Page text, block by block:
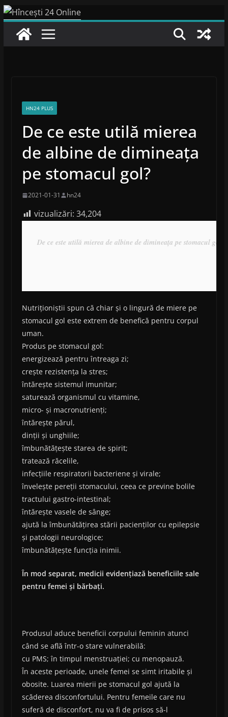
Skip
content
HN24 PLUS
De ce este utilă mierea
de albine de dimineața
pe stomacul gol?
2021-01-31 hn24
vizualizări: 34,204
De ce este utilă mierea de albine de dimineața pe stomacul gol?
Nutriționiștii spun că chiar și o lingură de miere pe
stomacul gol este extrem de benefică pentru corpul
uman.
Produs pe stomacul gol:
energizează pentru întreaga zi;
crește rezistența la stres;
întărește sistemul imunitar;
saturează organismul cu vitamine,
micro- și macronutrienți;
întărește părul,
dinții și unghiile;
îmbunătățește starea de spirit;
tratează răcelile,
infecțiile respiratorii bacteriene și virale;
învelește pereții stomacului, ceea ce previne bolile
tractului gastro-intestinal;
întărește vasele de sânge;
ajută la îmbunătățirea stării pacienților cu epilepsie
și patologii neurologice;
îmbunătățește funcția inimii.
În mod separat, medicii evidențiază beneficiile sale
pentru femei și bărbați.
Produsul aduce beneficii corpului feminin atunci
când se află într-o stare vulnerabilă:
cu PMS; în timpul menstruației; cu menopauză.
În aceste perioade, unele femei se simt iritabile și
obosite. Luarea mierii pe stomacul gol ajută la
scăderea disconfortului. Pentru femeile care nu
suferă de disconfort, nu va fi de prisos să-l